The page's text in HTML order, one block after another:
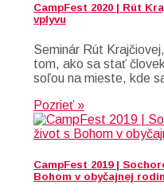
CampFest 2020 | Rút
vplyvu
Seminár Rút
tom, ako sa stať
soľou na mieste, kde
Pozrieť »
CampFest 2019 |
Bohom v obyčajnej